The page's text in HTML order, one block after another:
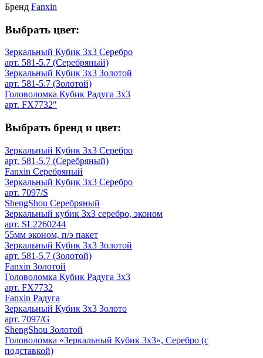
Бренд Fanxin
Выбрать цвет:
Зеркальный Кубик 3х3 Серебро
арт. 581-5.7 (Серебряный)
Зеркальный Кубик 3х3 Золотой
арт. 581-5.7 (Золотой)
Головоломка Кубик Радуга 3х3
арт. FX7732"
Выбрать бренд и цвет:
Зеркальный Кубик 3х3 Серебро
арт. 581-5.7 (Серебряный)
Fanxin Серебряный
Зеркальный Кубик 3х3 Серебро
арт. 7097/S
ShengShou Серебряный
Зеркальный кубик 3х3 серебро, эконом
арт. SL2260244
55мм эконом, п/э пакет
Зеркальный Кубик 3х3 Золотой
арт. 581-5.7 (Золотой)
Fanxin Золотой
Головоломка Кубик Радуга 3х3
арт. FX7732
Fanxin Радуга
Зеркальный Кубик 3х3 Золото
арт. 7097/G
ShengShou Золотой
Головоломка «Зеркальный Кубик 3х3», Серебро (с
подставкой)